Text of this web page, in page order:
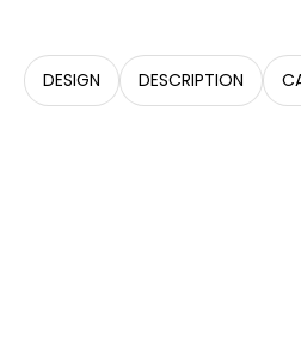
DESIGN DESCRIPTION